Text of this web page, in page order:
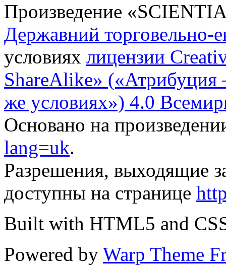
Произведение «
Державний торговельно-
условиях лицензии
ShareAlike»
же условиях») 4.0
Основано на
lang=uk.
Разрешения, выходящие
доступны на странице
Built with HTML5 and
Powered by Warp Theme